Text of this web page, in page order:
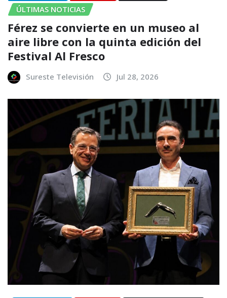
ÚLTIMAS NOTICIAS
Férez se convierte en un museo al
aire libre con la quinta edición del
Festival Al Fresco
Sureste Televisión Jul 28, 2026